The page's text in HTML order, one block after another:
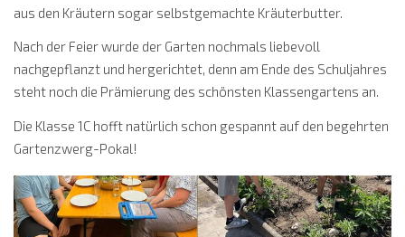
aus den Kräutern sogar selbstgemachte Kräuterbutter.
Nach der Feier wurde der Garten nochmals liebevoll
nachgepflanzt und hergerichtet, denn am Ende des Schuljahres
steht noch die Prämierung des schönsten Klassengartens an.
Die Klasse 1C hofft natürlich schon gespannt auf den begehrten
Gartenzwerg-Pokal!